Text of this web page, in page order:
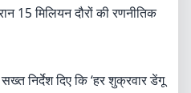
15 मिलियन दौरों की रणनीतिक
निर्देश दिए कि ‘हर शुक्रवार डेंगू